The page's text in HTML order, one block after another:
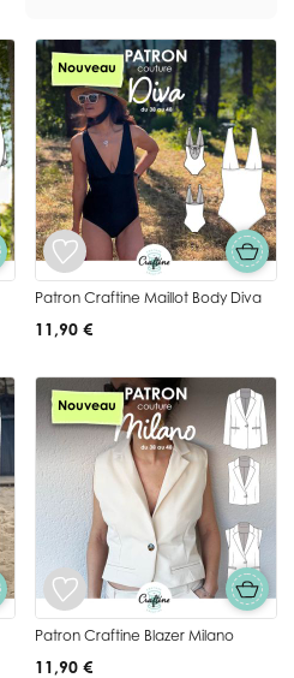
Nouveau
Patron Craftine Maillot Body Diva
11,90 €
Nouveau
Patron Craftine Blazer Milano
11,90 €